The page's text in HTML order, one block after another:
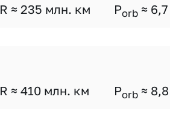
R ≈ 235 млн. км Porb ≈ 6,7
R ≈ 410 млн. км Porb ≈ 8,8